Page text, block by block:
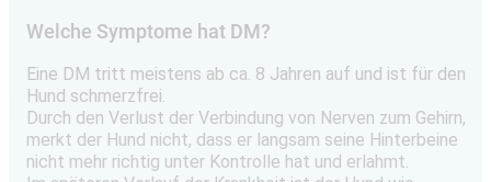
Welche Symptome hat DM?
Eine DM tritt meistens ab ca. 8 Jahren auf und ist für den
Hund schmerzfrei.
Durch den Verlust der Verbindung von Nerven zum Gehirn,
merkt der Hund nicht, dass er langsam seine Hinterbeine
nicht mehr richtig unter Kontrolle hat und erlahmt.